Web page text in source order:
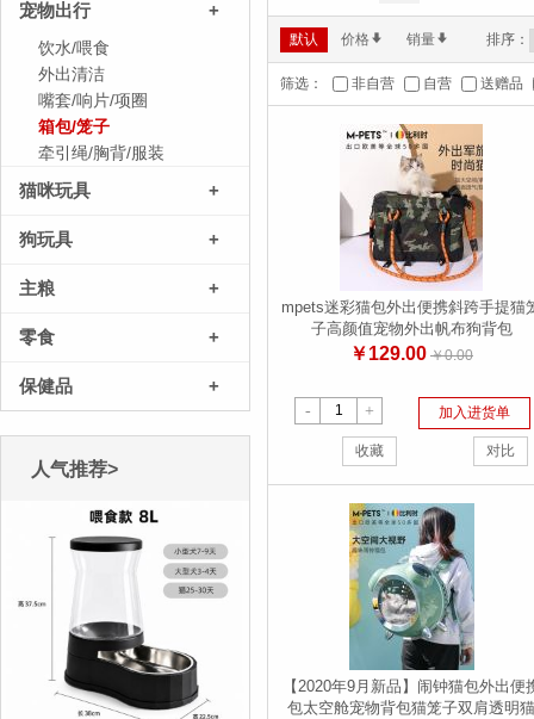
宠物出行 +
饮水/喂食
外出清洁
嘴套/响片/项圈
箱包/笼子
牵引绳/胸背/服装
猫咪玩具 +
狗玩具 +
主粮 +
零食 +
保健品 +
人气推荐>
默认 价格 * 销量* 排序：
筛选： 非自营 自营 送赠品
mpets迷彩猫包外出便携斜跨手提猫
子高颜值宠物外出帆布狗背包
￥129.00 ￥0.00
- + 加入进货单
收藏 对比
【2020年9月新品】闹钟猫包外出便
包太空舱宠物背包猫笼子双肩透明猫